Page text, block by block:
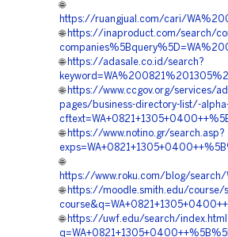
🌐
https://ruangjual.com/cari/
🌐 https://inaproduct.com/search/
🌐 https://adasale.co.id/search?
🌐 https://www.ccgov.org/services/
pages/business-directory-list/-
🌐 https://www.notino.gr/search.asp?
🌐
https://www.roku.com/blog/search/
🌐 https://moodle.smith.edu/course/
🌐 https://uwf.edu/search/